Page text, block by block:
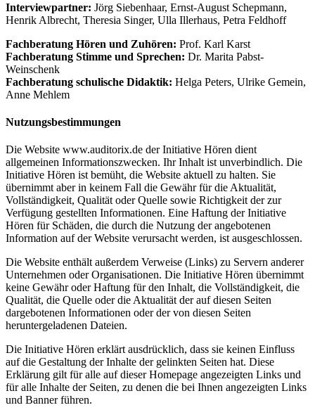
Interviewpartner: Jörg Siebenhaar, Ernst-August Schepmann,
Henrik Albrecht, Theresia Singer, Ulla Illerhaus, Petra Feldhoff
Fachberatung Hören und Zuhören: Prof. Karl Karst
Fachberatung Stimme und Sprechen: Dr. Marita Pabst-
Weinschenk
Fachberatung schulische Didaktik: Helga Peters, Ulrike Gemein,
Anne Mehlem
Nutzungsbestimmungen
Die Website www.auditorix.de der Initiative Hören dient
allgemeinen Informationszwecken. Ihr Inhalt ist unverbindlich. Die
Initiative Hören ist bemüht, die Website aktuell zu halten. Sie
übernimmt aber in keinem Fall die Gewähr für die Aktualität,
Vollständigkeit, Qualität oder Quelle sowie Richtigkeit der zur
Verfügung gestellten Informationen. Eine Haftung der Initiative
Hören für Schäden, die durch die Nutzung der angebotenen
Information auf der Website verursacht werden, ist ausgeschlossen.
Die Website enthält außerdem Verweise (Links) zu Servern anderer
Unternehmen oder Organisationen. Die Initiative Hören übernimmt
keine Gewähr oder Haftung für den Inhalt, die Vollständigkeit, die
Qualität, die Quelle oder die Aktualität der auf diesen Seiten
dargebotenen Informationen oder der von diesen Seiten
heruntergeladenen Dateien.
Die Initiative Hören erklärt ausdrücklich, dass sie keinen Einfluss
auf die Gestaltung der Inhalte der gelinkten Seiten hat. Diese
Erklärung gilt für alle auf dieser Homepage angezeigten Links und
für alle Inhalte der Seiten, zu denen die bei Ihnen angezeigten Links
und Banner führen.